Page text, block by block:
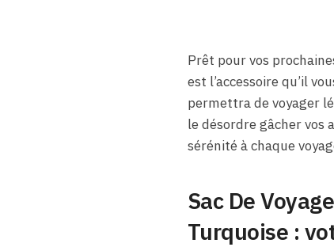
Prêt pour vos
est l’accessoire qu’il
permettra de voyager
le désordre gâcher vos
sérénité à chaque
Sac De
Turquoise :